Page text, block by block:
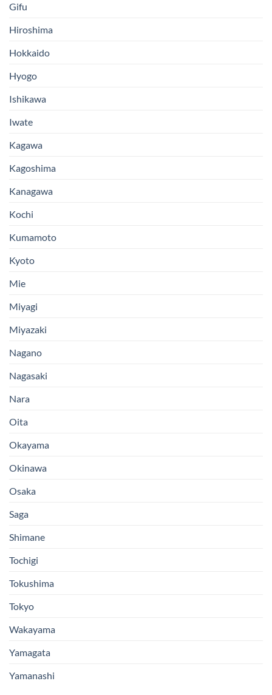
Gifu
Hiroshima
Hokkaido
Hyogo
Ishikawa
Iwate
Kagawa
Kagoshima
Kanagawa
Kochi
Kumamoto
Kyoto
Mie
Miyagi
Miyazaki
Nagano
Nagasaki
Nara
Oita
Okayama
Okinawa
Osaka
Saga
Shimane
Tochigi
Tokushima
Tokyo
Wakayama
Yamagata
Yamanashi